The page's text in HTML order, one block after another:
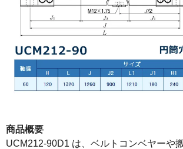
商品概要
UCM212-90D1 は、ベルトコンベヤーや